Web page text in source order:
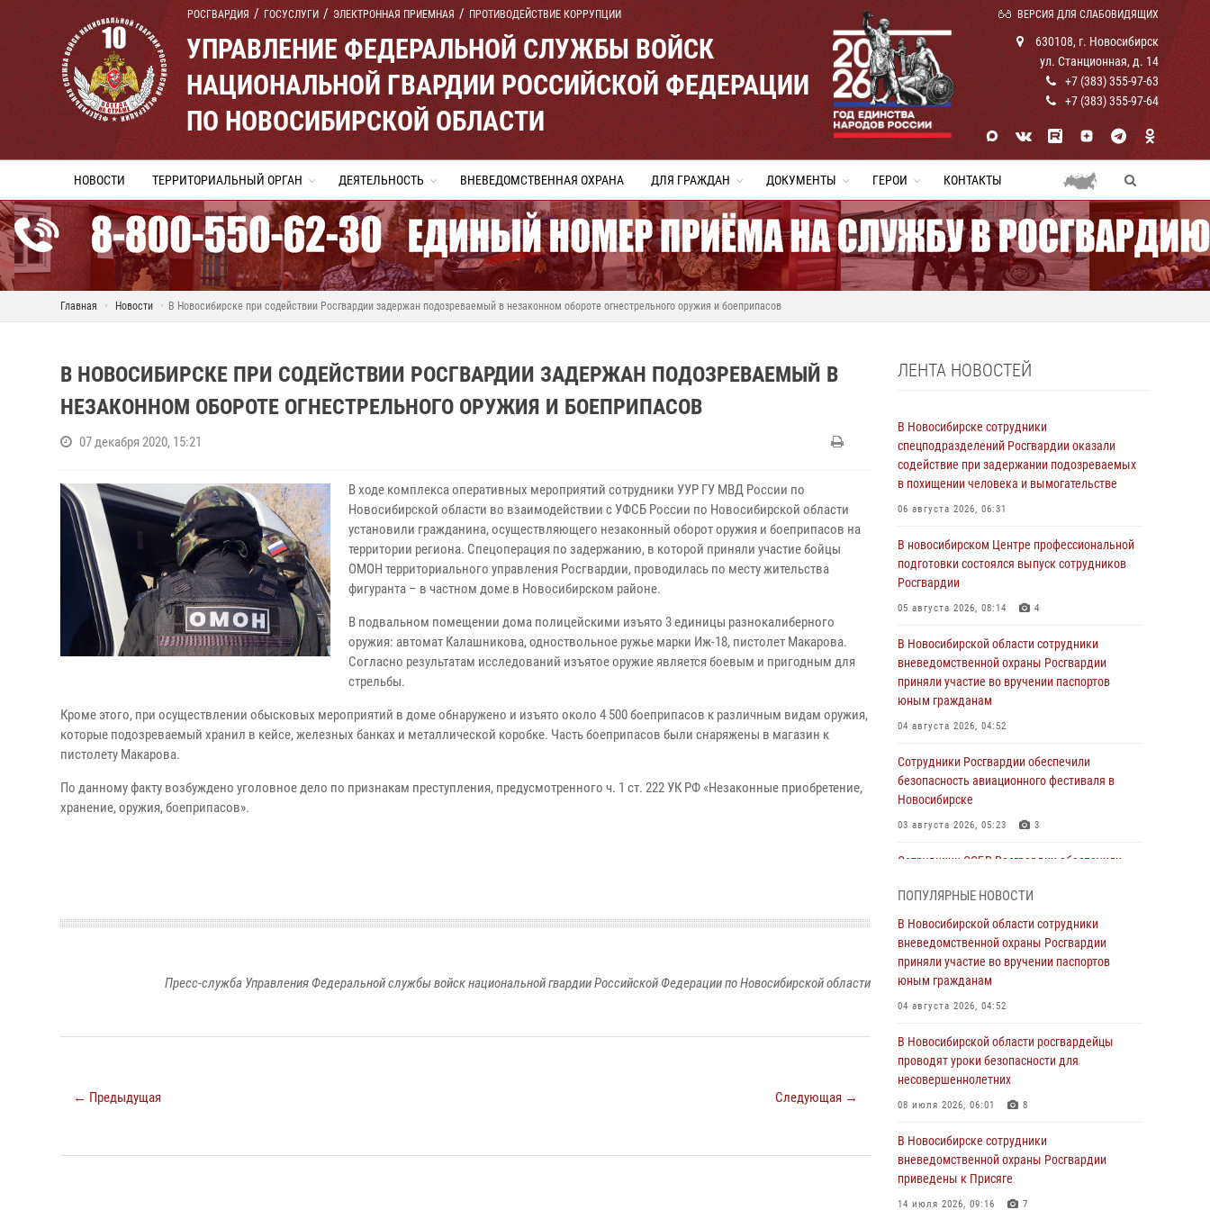
РОСГВАРДИЯ ГОСУСЛУГИ ЭЛЕКТРОННАЯ ПРИЕМНАЯ ПРОТИВОДЕЙСТВИЕ КОРРУПЦИИ ВЕРСИЯ ДЛЯ СЛАБОВИДЯЩИХ
УПРАВЛЕНИЕ ФЕДЕРАЛЬНОЙ СЛУЖБЫ ВОЙСК
НАЦИОНАЛЬНОЙ ГВАРДИИ РОССИЙСКОЙ ФЕДЕРАЦИИ
ПО НОВОСИБИРСКОЙ ОБЛАСТИ
630108, г. Новосибирск
ул. Станционная, д. 14
+7 (383) 355-97-63
+7 (383) 355-97-64
НОВОСТИ ТЕРРИТОРИАЛЬНЫЙ ОРГАН ДЕЯТЕЛЬНОСТЬ ВНЕВЕДОМСТВЕННАЯ ОХРАНА ДЛЯ ГРАЖДАН ДОКУМЕНТЫ ГЕРОИ КОНТАКТЫ
Главная Новости В Новосибирске при содействии Росгвардии задержан подозреваемый в незаконном обороте огнестрельного оружия и боеприпасов
В НОВОСИБИРСКЕ ПРИ СОДЕЙСТВИИ РОСГВАРДИИ ЗАДЕРЖАН ПОДОЗРЕВАЕМЫЙ В
НЕЗАКОННОМ ОБОРОТЕ ОГНЕСТРЕЛЬНОГО ОРУЖИЯ И БОЕПРИПАСОВ
07 декабря 2020, 15:21
В ходе комплекса оперативных мероприятий сотрудники УУР ГУ МВД России по
Новосибирской области во взаимодействии с УФСБ России по Новосибирской области
установили гражданина, осуществляющего незаконный оборот оружия и боеприпасов на
территории региона. Спецоперация по задержанию, в которой приняли участие бойцы
ОМОН территориального управления Росгвардии, проводилась по месту жительства
фигуранта – в частном доме в Новосибирском районе.
В подвальном помещении дома полицейскими изъято 3 единицы разнокалиберного
оружия: автомат Калашникова, одноствольное ружье марки Иж-18, пистолет Макарова.
Согласно результатам исследований изъятое оружие является боевым и пригодным для
стрельбы.
Кроме этого, при осуществлении обысковых мероприятий в доме обнаружено и изъято около 4 500 боеприпасов к различным видам оружия,
которые подозреваемый хранил в кейсе, железных банках и металлической коробке. Часть боеприпасов были снаряжены в магазин к
пистолету Макарова.
По данному факту возбуждено уголовное дело по признакам преступления, предусмотренного ч. 1 ст. 222 УК РФ «Незаконные приобретение,
хранение, оружия, боеприпасов».
Пресс-служба Управления Федеральной службы войск национальной гвардии Российской Федерации по Новосибирской области
← Предыдущая Следующая →
ЛЕНТА НОВОСТЕЙ
В Новосибирске сотрудники
спецподразделений Росгвардии оказали
содействие при задержании подозреваемых
в похищении человека и вымогательстве
06 августа 2026, 06:31
В новосибирском Центре профессиональной
подготовки состоялся выпуск сотрудников
Росгвардии
05 августа 2026, 08:14 4
В Новосибирской области сотрудники
вневедомственной охраны Росгвардии
приняли участие во вручении паспортов
юным гражданам
04 августа 2026, 04:52
Сотрудники Росгвардии обеспечили
безопасность авиационного фестиваля в
Новосибирске
03 августа 2026, 05:23 3
Сотрудники СОБР Росгвардии обеспечили
обысков в рамках расследования серии
мошенничеств
31 июля 2026, 07:52
В Новосибирском военном институте
30 июля 2026, 08:11 8
При силовой поддержке бойцов ОМОН и
СОБР Росгвардии пресечена деятельность
сфере страхования
29 июля 2026, 05:19
В Новосибирске сотрудниками
ПОПУЛЯРНЫЕ НОВОСТИ
В Новосибирской области сотрудники
вневедомственной охраны Росгвардии
приняли участие во вручении паспортов
юным гражданам
04 августа 2026, 04:52
В Новосибирской области росгвардейцы
проводят уроки безопасности для
несовершеннолетних
08 июля 2026, 06:01 8
В Новосибирске сотрудники
вневедомственной охраны Росгвардии
приведены к Присяге
14 июля 2026, 09:16 7